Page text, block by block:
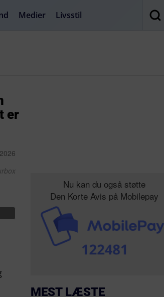
Medier Livsstil
er
Nu kan du også støtte
Den Korte Avis på Mobilepay
MEST LÆSTE